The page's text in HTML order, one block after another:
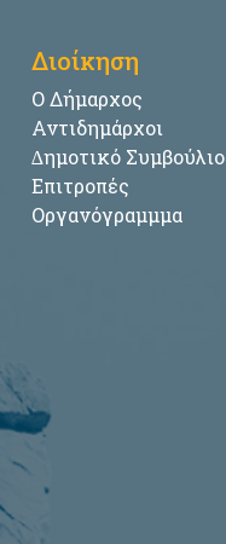
Διοίκηση
Ο Δήμαρχος
Αντιδημάρχοι
∆ημοτικό Συμβούλιο
Επιτροπές
Οργανόγραμμμα